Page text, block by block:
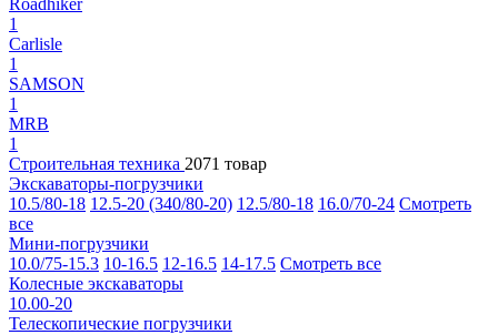
Roadhiker
1
Carlisle
1
SAMSON
1
MRB
1
Строительная техника 2071 товар
Экскаваторы-погрузчики
10.5/80-18 12.5-20 (340/80-20) 12.5/80-18 16.0/70-24 Смотреть
все
Мини-погрузчики
10.0/75-15.3 10-16.5 12-16.5 14-17.5 Смотреть все
Колесные экскаваторы
10.00-20
Телескопические погрузчики